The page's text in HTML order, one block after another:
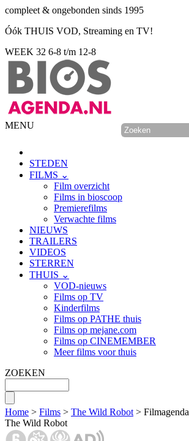
compleet & ongebonden sinds 1995
Óók THUIS VOD, Streaming en TV!
WEEK 32 6-8 t/m 12-8
MENU
STEDEN
FILMS ⌄
Film overzicht
Films in bioscoop
Premierefilms
Verwachte films
NIEUWS
TRAILERS
VIDEOS
STERREN
THUIS ⌄
VOD-nieuws
Films op TV
Kinderfilms
Films op PATHE thuis
Films op mejane.com
Films op CINEMEMBER
Meer films voor thuis
ZOEKEN
Home > Films > The Wild Robot > Filmagenda
The Wild Robot